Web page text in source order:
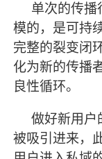
单次的传播
模的，是可持
完整的裂变闭
化为新的传播
良性循环。
做好新用户
被吸引进来，